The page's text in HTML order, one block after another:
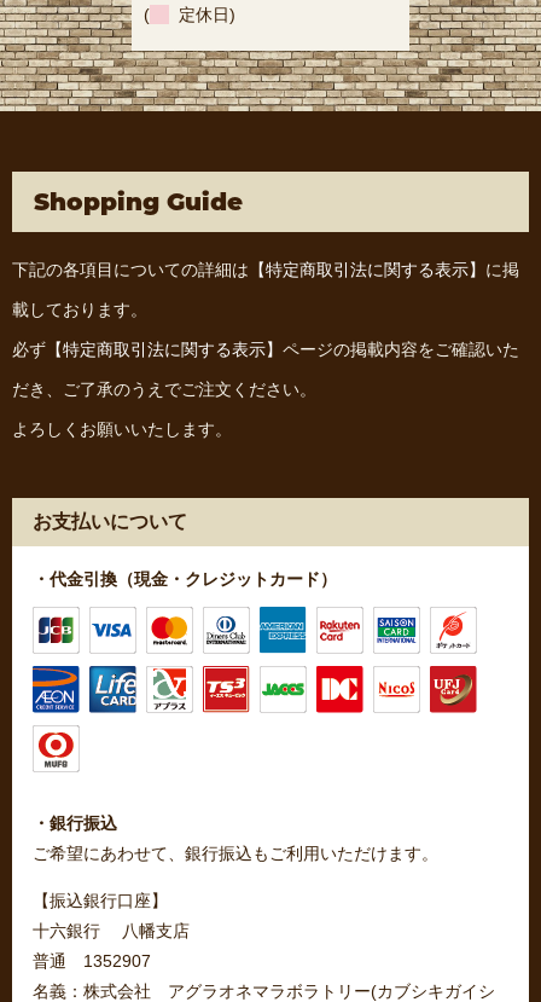
( 定休日)
Shopping Guide
下記の各項目についての詳細は 【特定商取引法に関する表示】 に掲
載しております。
必ず 【特定商取引法に関する表示】 ページの掲載内容をご確認いた
だき、ご了承のうえでご注文ください。
よろしくお願いいたします。
お支払いについて
・代金引換（現金・クレジットカード）
・銀行振込
ご希望にあわせて、銀行振込もご利用いただけます。
【振込銀行口座】
十六銀行 八幡支店
普通 1352907
名義：株式会社 アグラオネマラボラトリー(カブシキガイシ